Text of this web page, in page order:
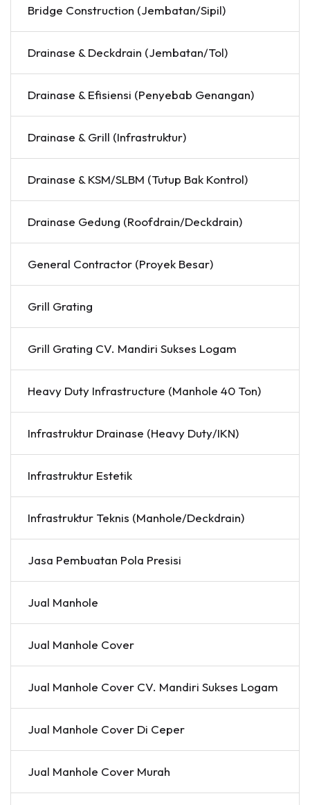
Bridge Construction (Jembatan/Sipil)
Drainase & Deckdrain (Jembatan/Tol)
Drainase & Efisiensi (Penyebab Genangan)
Drainase & Grill (Infrastruktur)
Drainase & KSM/SLBM (Tutup Bak Kontrol)
Drainase Gedung (Roofdrain/Deckdrain)
General Contractor (Proyek Besar)
Grill Grating
Grill Grating CV. Mandiri Sukses Logam
Heavy Duty Infrastructure (Manhole 40 Ton)
Infrastruktur Drainase (Heavy Duty/IKN)
Infrastruktur Estetik
Infrastruktur Teknis (Manhole/Deckdrain)
Jasa Pembuatan Pola Presisi
Jual Manhole
Jual Manhole Cover
Jual Manhole Cover CV. Mandiri Sukses Logam
Jual Manhole Cover Di Ceper
Jual Manhole Cover Murah